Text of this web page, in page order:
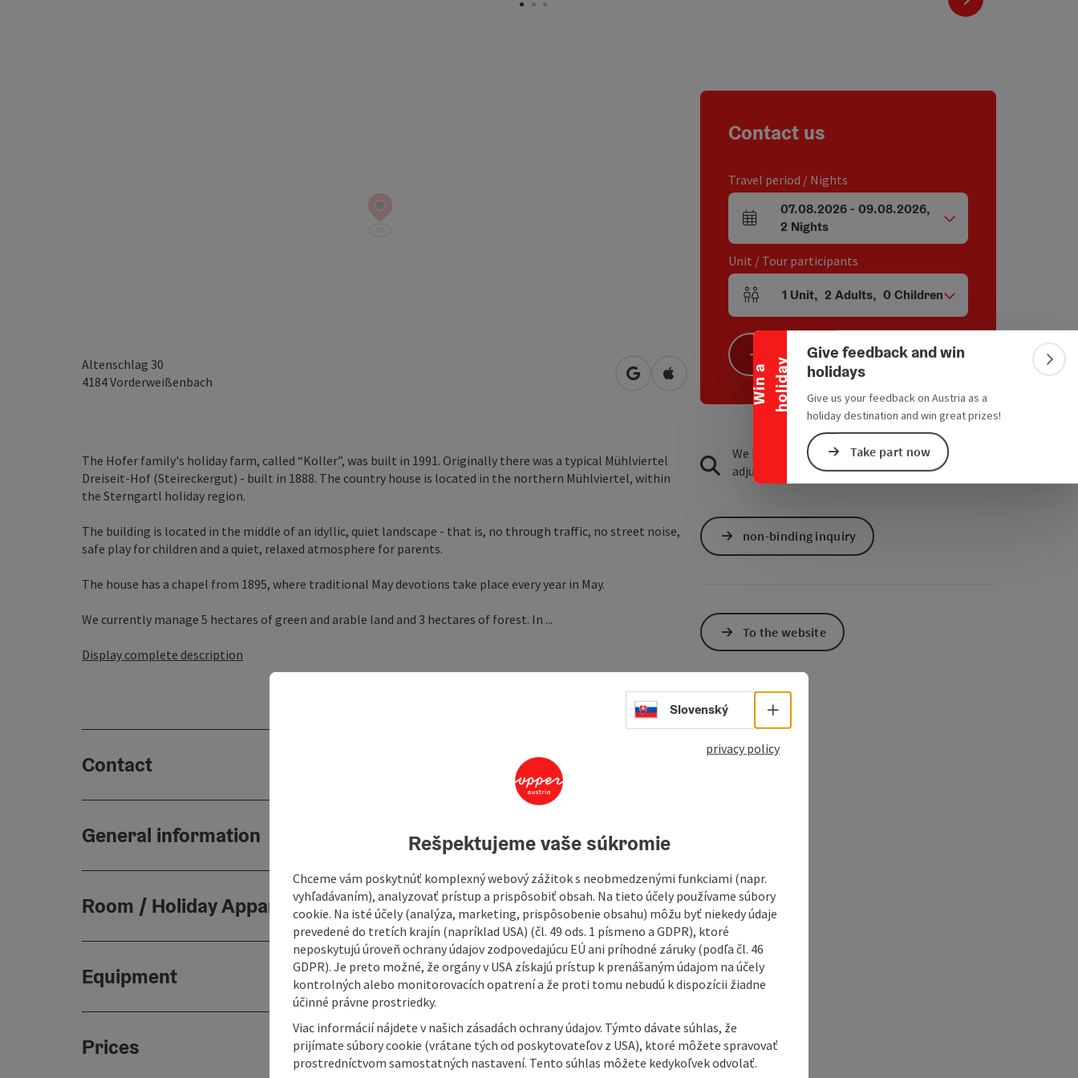
W
i
n
a
h
o
l
i
d
a y
Collapse banner
Give feedback and win
holidays
Give us your feedback on Austria as a
holiday destination and win great prizes!
Take part now
Altenschlag 30
4184Vorderweißenbach open in Google Maps
Open in Apple Maps
The Hofer family's holiday farm, called “Koller”, was built in 1991. Originally there was a typical Mühlviertel
Dreiseit-Hof (Steireckergut) - built in 1888. The country house is located in the northern Mühlviertel, within
the Sterngartl holiday region.
The building is located in the middle of an idyllic, quiet landscape - that is, no through traffic, no street noise,
safe play for children and a quiet, relaxed atmosphere for parents.
The house has a chapel from 1895, where traditional May devotions take place every year in May.
We currently manage 5 hectares of green and arable land and 3 hectares of forest. In ...
Display complete description
Contact
General information
Room / Holiday Appartement
Equipment
Prices
Contact us
Travel period / Nights
arrival and departure fields
07.08.2026- 09.08.2026,
2 Nights
Unit / Tour participants
Number of units and person fields
1 Unit, 2 Adults, 0 Children
Search
We have not found any search results. Please
adjust the filter functions!
non-binding inquiry
To the website
Select language - Open menu
Slovenský
privacy policy
Rešpektujeme vaše súkromie
Chceme vám poskytnúť komplexný webový zážitok s neobmedzenými funkciami (napr.
vyhľadávaním), analyzovať prístup a prispôsobiť obsah. Na tieto účely používame súbory
cookie. Na isté účely (analýza, marketing, prispôsobenie obsahu) môžu byť niekedy údaje
prevedené do tretích krajín (napríklad USA) (čl. 49 ods. 1 písmeno a GDPR), ktoré
neposkytujú úroveň ochrany údajov zodpovedajúcu EÚ ani príhodné záruky (podľa čl. 46
GDPR). Je preto možné, že orgány v USA získajú prístup k prenášaným údajom na účely
kontrolných alebo monitorovacích opatrení a že proti tomu nebudú k dispozícii žiadne
účinné právne prostriedky.
Viac informácií nájdete v našich zásadách ochrany údajov. Týmto dávate súhlas, že
prijímate súbory cookie (vrátane tých od poskytovateľov z USA), ktoré môžete spravovať
prostredníctvom samostatných nastavení. Tento súhlas môžete kedykoľvek odvolať.